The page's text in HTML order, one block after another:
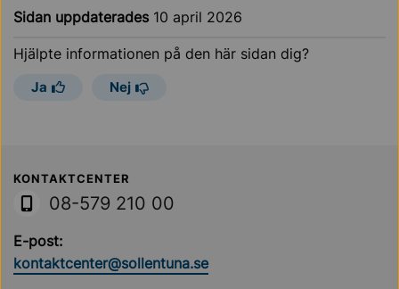
Sidan uppdaterades 10 april 2026
Hjälpte informationen på den här sidan dig?
Ja Nej
Sollentuna Kommun
KONTAKTCENTER
08-579 210 00
E-post:
kontaktcenter@sollentuna.se